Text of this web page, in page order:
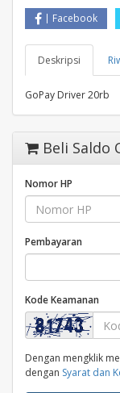
Facebook
Deskripsi
GoPay Driver 20rb
Beli Saldo
Nomor HP
Pembayaran
Kode Keamanan
Dengan mengklik
dengan Syarat dan